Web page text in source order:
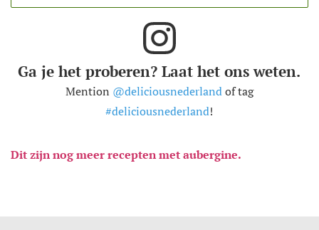
Ga je het proberen? Laat het ons weten.
Mention @deliciousnederlandof tag
#deliciousnederland!
Dit zijn nog meer recepten met aubergine.